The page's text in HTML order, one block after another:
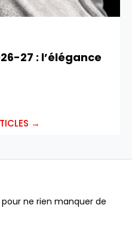
27 : l’élégance
→
ne rien manquer de